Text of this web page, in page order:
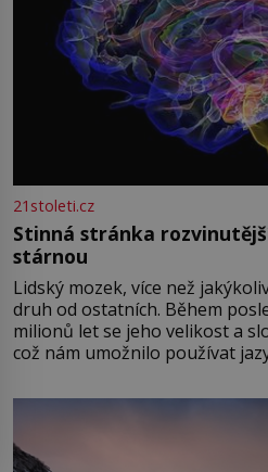
21stoleti.cz
Stinná stránka
stárnou
Lidský mozek, více než
druh od ostatních. Během
milionů let se jeho velikost a
což nám umožnilo používat